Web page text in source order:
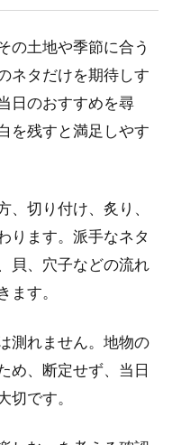
の土地や季節に合う
ネタだけを期待しす
日のおすすめを尋
を残すと満足しやす
切り付け、炙り、
ります。派手なネタ
貝、穴子などの流れ
ます。
測れません。地物の
め、断定せず、当日
切です。